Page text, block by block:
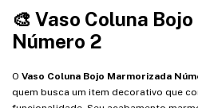
🎨 Vaso Coluna
Número 2
O Vaso Coluna Bojo Marmorizada
quem busca um item decorativo que